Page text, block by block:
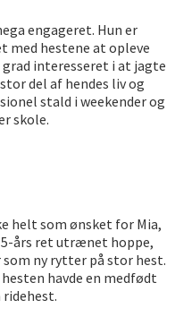
engageret. Hun er
med hestene at opleve
grad interesseret i at jagte
del af hendes liv og
stald i weekender og
skole.
helt som ønsket for Mia,
års ret utrænet hoppe,
ny rytter på stor hest.
havde en medfødt